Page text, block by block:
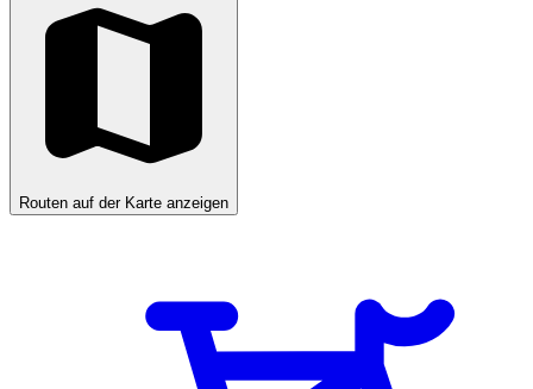
Routen auf der Karte anzeigen